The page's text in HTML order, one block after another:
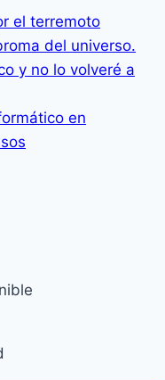
el terremoto
del universo.
y no lo volveré a
en